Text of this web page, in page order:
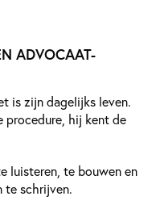
ADVOCAAT-
is zijn dagelijks leven.
procedure, hij kent de
luisteren, te bouwen en
te schrijven.